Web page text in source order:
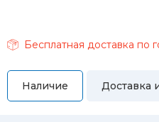
Бесплатная доставка по
Наличие Доставка